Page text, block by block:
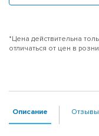
*Цена действительна
отличаться от цен в
Описание Отзывы